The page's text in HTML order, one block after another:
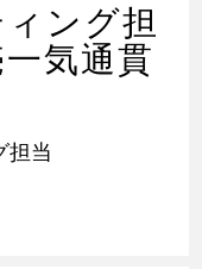
ング担
気通貫
担当